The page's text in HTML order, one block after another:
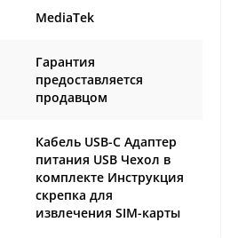
MediaTek
Гарантия
предоставляется
продавцом
Кабель USB-C Адаптер
питания USB Чехол в
комплекте Инструкция
скрепка для
извлечения SIM-карты